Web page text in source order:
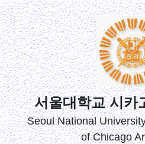
서울대학교 시카
Seoul National
of Chicago